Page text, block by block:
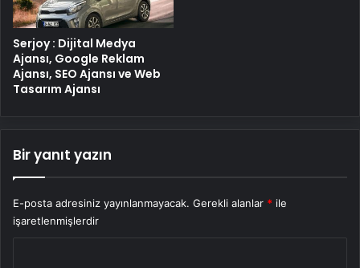
Serjoy : Dijital Medya
Ajansı, Google Reklam
Ajansı, SEO Ajansı ve Web
Tasarım Ajansı
Bir yanıt yazın
E-posta adresiniz yayınlanmayacak. Gerekli alanlar * ile
işaretlenmişlerdir